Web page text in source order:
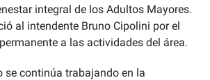
integral de los Adultos Mayores.
al intendente Bruno Cipolini por el
a las actividades del área.
se continúa trabajando en la